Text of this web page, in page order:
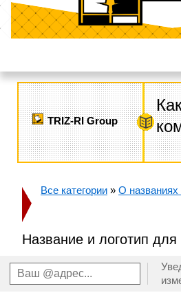
TRIZ-RI Group
Все категории » О названиях
Название и логотип для